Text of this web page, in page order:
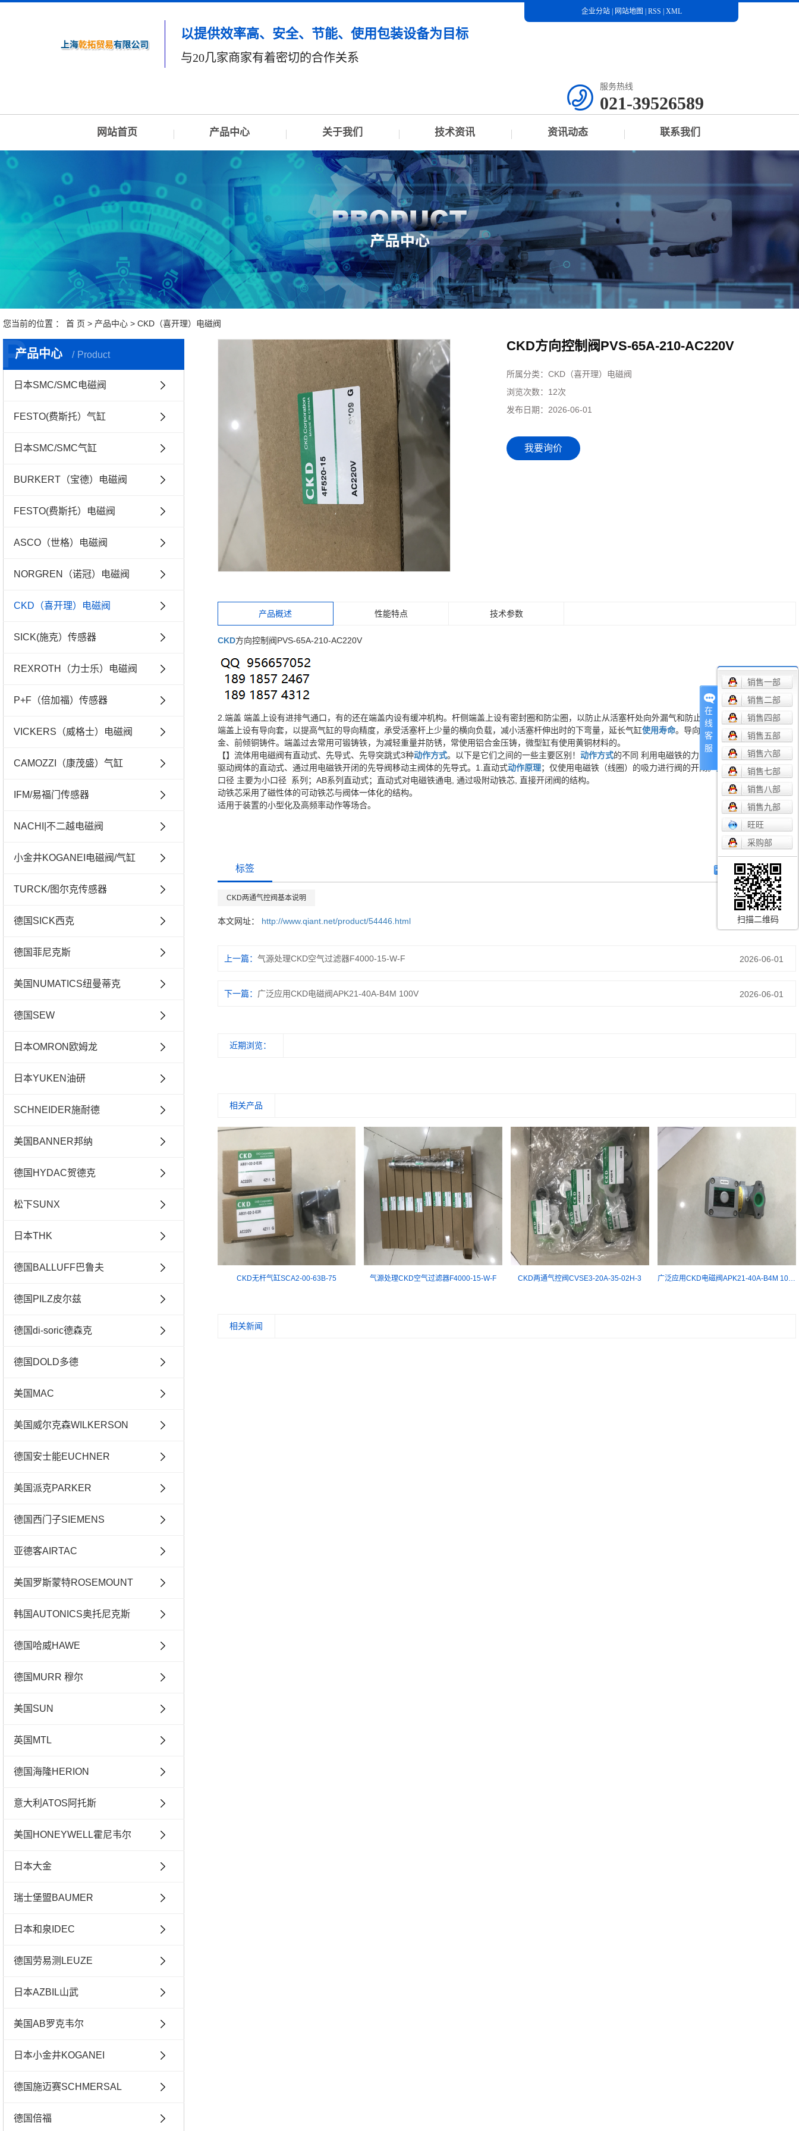
以提供效率高、安全、节能、使用包装设备为目标
与20几家商家有着密切的合作关系
企业分站| 网站地图 RSS XML
服务热线
021-39526589
网站首页 产品中心 关于我们 技术资讯 资讯动态 联系我们
您当前的位置 ： 首 页 > 产品中心 > CKD（喜开理）电磁阀
产品中心 Product
P
日本SMC/SMC电磁阀
FESTO(费斯托）气缸
日本SMC/SMC气缸
BURKERT（宝德）电磁阀
FESTO(费斯托）电磁阀
ASCO（世格）电磁阀
NORGREN（诺冠）电磁阀
CKD（喜开理）电磁阀
SICK(施克）传感器
REXROTH（力士乐）电磁阀
P+F（倍加福）传感器
VICKERS（威格士）电磁阀
CAMOZZI（康茂盛）气缸
IFM/易福门传感器
NACHI|不二越电磁阀
小金井KOGANEI电磁阀/气缸
TURCK/图尔克传感器
德国SICK西克
德国菲尼克斯
美国NUMATICS纽曼蒂克
德国SEW
日本OMRON欧姆龙
日本YUKEN油研
SCHNEIDER施耐德
美国BANNER邦纳
德国HYDAC贺德克
松下SUNX
日本THK
德国BALLUFF巴鲁夫
德国PILZ皮尔兹
德国di-soric德森克
德国DOLD多德
美国MAC
美国威尔克森WILKERSON
德国安士能EUCHNER
美国派克PARKER
德国西门子SIEMENS
亚德客AIRTAC
美国罗斯蒙特ROSEMOUNT
韩国AUTONICS奥托尼克斯
德国哈威HAWE
德国MURR 穆尔
美国SUN
英国MTL
德国海隆HERION
意大利ATOS阿托斯
美国HONEYWELL霍尼韦尔
日本大金
瑞士堡盟BAUMER
日本和泉IDEC
德国劳易测LEUZE
日本AZBIL山武
美国AB罗克韦尔
日本小金井KOGANEI
德国施迈赛SCHMERSAL
德国倍福
CKD方向控制阀PVS-65A-210-AC220V
所属分类：CKD（喜开理）电磁阀
浏览次数： 12次
发布日期： 2026-06-01
我要询价
产品概述 性能特点 技术参数
CKD方向控制阀PVS-65A-210-AC220V
2.端盖 端盖上设有进排气通口，有的还在端盖内设有缓冲机构。杆侧端盖上设有密封圈和防尘圈，以防止从活塞杆处向外漏气和防止外部灰尘混入气缸。杆侧
端盖上设有导向套，以提高气缸的导向精度，承受活塞杆上少量的横向负载，减小活塞杆伸出时的下弯量，延长气缸使用寿命。导向套通常使用烧结含油合
金、前倾铜铸件。端盖过去常用可锻铸铁，为减轻重量并防锈，常使用铝合金压铸，微型缸有使用黄铜材料的。
【】流体用电磁阀有直动式、先导式、先导突跳式3种动作方式。以下是它们之间的一些主要区别！ 动作方式的不同 利用电磁铁的力, 控制开闭阀体的阀。直接
驱动阀体的直动式、通过用电磁铁开闭的先导阀移动主阀体的先导式。1.直动式动作原理；仅使用电磁铁（线圈）的吸力进行阀的开闭。 安装方式任意 配管
口径 主要为小口径 系列；AB系列直动式；直动式对电磁铁通电, 通过吸附动铁芯, 直接开闭阀的结构。
动铁芯采用了磁性体的可动铁芯与阀体一体化的结构。
适用于装置的小型化及高频率动作等场合。
标签
CKD两通气控阀基本说明
本文网址： http://www.qiant.net/product/54446.html
上一篇： 气源处理CKD空气过滤器F4000-15-W-F 2026-06-01
下一篇： 广泛应用CKD电磁阀APK21-40A-B4M 100V 2026-06-01
近期浏览：
相关产品
CKD无杆气缸SCA2-00-63B-75 气源处理CKD空气过滤器F4000-15-W-F CKD两通气控阀CVSE3-20A-35-02H-3 广泛应用CKD电磁阀APK21-40A-B4M 100V
相关新闻
在
线
客
服
销售一部
销售二部
销售四部
销售五部
销售六部
销售七部
销售八部
销售九部
旺旺
采购部
扫描二维码